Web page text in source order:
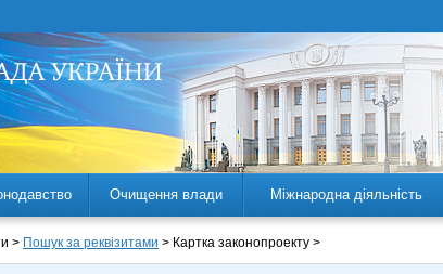
Очищення влади Міжнародна діяльність
> Пошук за реквізитами > Картка законопроекту >